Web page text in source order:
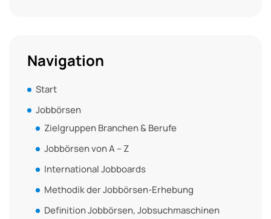
Navigation
Start
Jobbörsen
Zielgruppen Branchen & Berufe
Jobbörsen von A – Z
International Jobboards
Methodik der Jobbörsen-Erhebung
Definition Jobbörsen, Jobsuchmaschinen